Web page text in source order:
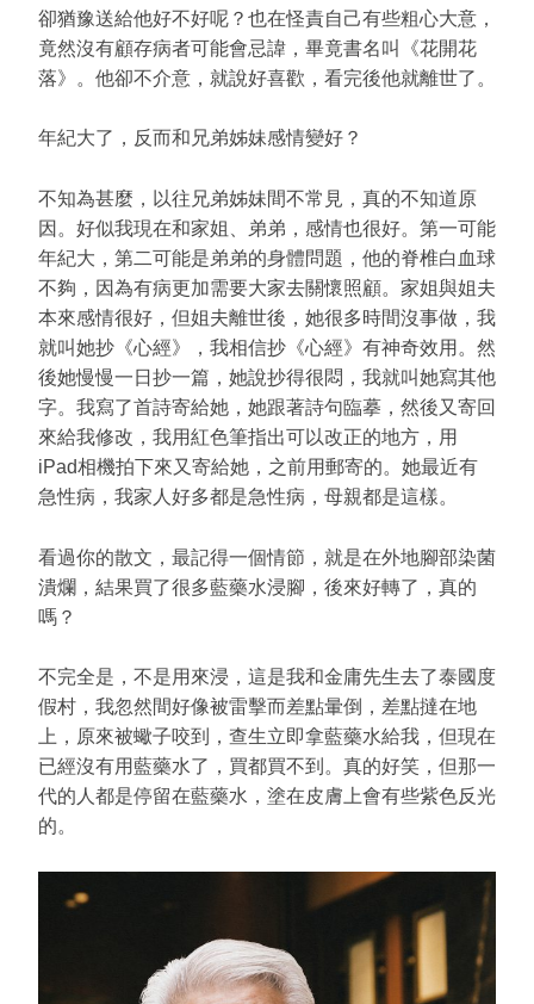
卻猶豫送給他好不好呢？也在怪責自己有些粗心大意，
竟然沒有顧存病者可能會忌諱，畢竟書名叫《花開花
落》。他卻不介意，就說好喜歡，看完後他就離世了。
年紀大了，反而和兄弟姊妹感情變好？
不知為甚麼，以往兄弟姊妹間不常見，真的不知道原
因。好似我現在和家姐、弟弟，感情也很好。第一可能
年紀大，第二可能是弟弟的身體問題，他的脊椎白血球
不夠，因為有病更加需要大家去關懷照顧。家姐與姐夫
本來感情很好，但姐夫離世後，她很多時間沒事做，我
就叫她抄《心經》，我相信抄《心經》有神奇效用。然
後她慢慢一日抄一篇，她說抄得很悶，我就叫她寫其他
字。我寫了首詩寄給她，她跟著詩句臨摹，然後又寄回
來給我修改，我用紅色筆指出可以改正的地方，用
iPad相機拍下來又寄給她，之前用郵寄的。她最近有
急性病，我家人好多都是急性病，母親都是這樣。
看過你的散文，最記得一個情節，就是在外地腳部染菌
潰爛，結果買了很多藍藥水浸腳，後來好轉了，真的
嗎？
不完全是，不是用來浸，這是我和金庸先生去了泰國度
假村，我忽然間好像被雷擊而差點暈倒，差點撻在地
上，原來被蠍子咬到，查生立即拿藍藥水給我，但現在
已經沒有用藍藥水了，買都買不到。真的好笑，但那一
代的人都是停留在藍藥水，塗在皮膚上會有些紫色反光
的。